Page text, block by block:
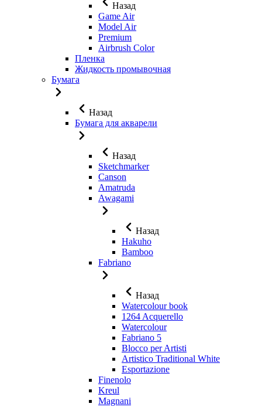
Назад
Game Air
Model Air
Premium
Airbrush Color
Пленка
Жидкость промывочная
Бумага
Назад
Бумага для акварели
Назад
Sketchmarker
Canson
Amatruda
Awagami
Назад
Hakuho
Bamboo
Fabriano
Назад
Watercolour book
1264 Acquerello
Watercolour
Fabriano 5
Blocco per Artisti
Artistico Traditional White
Esportazione
Finenolo
Kreul
Magnani